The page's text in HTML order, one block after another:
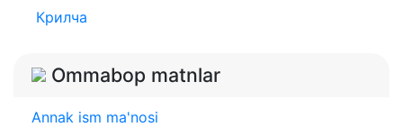
Крилча
Ommabop matnlar
Annak ism ma'nosi